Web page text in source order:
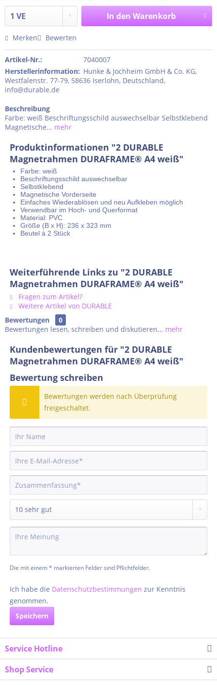
In den Warenkorb
Merken Bewerten
Artikel-Nr.:
7040007
Herstellerinformation: Hunke & Jochheim GmbH & Co. KG,
Westfalenstr. 77-79, 58636 Iserlohn, Deutschland,
info@durable.de
Beschreibung
Farbe: weiß Beschriftungsschild auswechselbar Selbstklebend
Magnetische... mehr
Produktinformationen "2 DURABLE
Magnetrahmen DURAFRAME® A4 weiß"
Farbe: weiß
Beschriftungsschild auswechselbar
Selbstklebend
Magnetische Vorderseite
Einfaches Wiederablösen und neu Aufkleben möglich
Verwendbar im Hoch- und Querformat
Material: PVC
Größe (B x H): 236 x 323 mm
Beutel à 2 Stück
Weiterführende Links zu "2 DURABLE
Magnetrahmen DURAFRAME® A4 weiß"
Fragen zum Artikel?
Weitere Artikel von DURABLE
Bewertungen
0
Bewertungen lesen, schreiben und diskutieren... mehr
Kundenbewertungen für "2 DURABLE
Magnetrahmen DURAFRAME® A4 weiß"
Bewertung schreiben
Bewertungen werden nach Überprüfung
freigeschaltet.
Die mit einem * markierten Felder sind Pflichtfelder.
Ich habe die Datenschutzbestimmungen zur Kenntnis
genommen.
Speichern
Service Hotline
Shop Service